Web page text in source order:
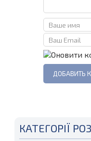
КАТЕГОРІЇ